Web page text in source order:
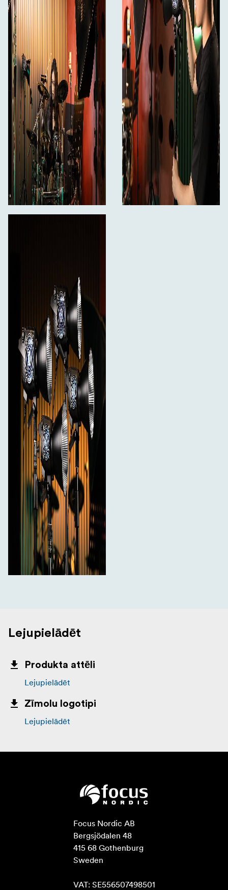
Lejupielādēt
Produkta attēli
Lejupielādēt
Zīmolu logotipi
Lejupielādēt
Focus Nordic AB
Bergsjödalen 48
415 68 Gothenburg
Sweden
VAT: SE556507498501